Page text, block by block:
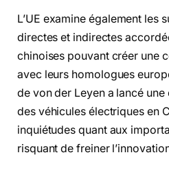
L’UE examine également les
directes et indirectes
chinoises pouvant créer une
avec leurs homologues
de von der Leyen a lancé une
des véhicules électriques en
inquiétudes quant aux
risquant de freiner